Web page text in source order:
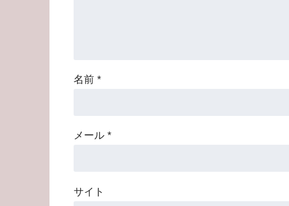
名前 *
メール *
サイト